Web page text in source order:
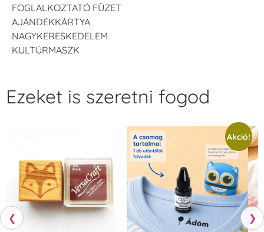
FOGLALKOZTATÓ FÜZET
AJÁNDÉKKÁRTYA
NAGYKERESKEDELEM
KULTÚRMASZK
❮
Ezeket is szeretni fogod
Akció!
❯